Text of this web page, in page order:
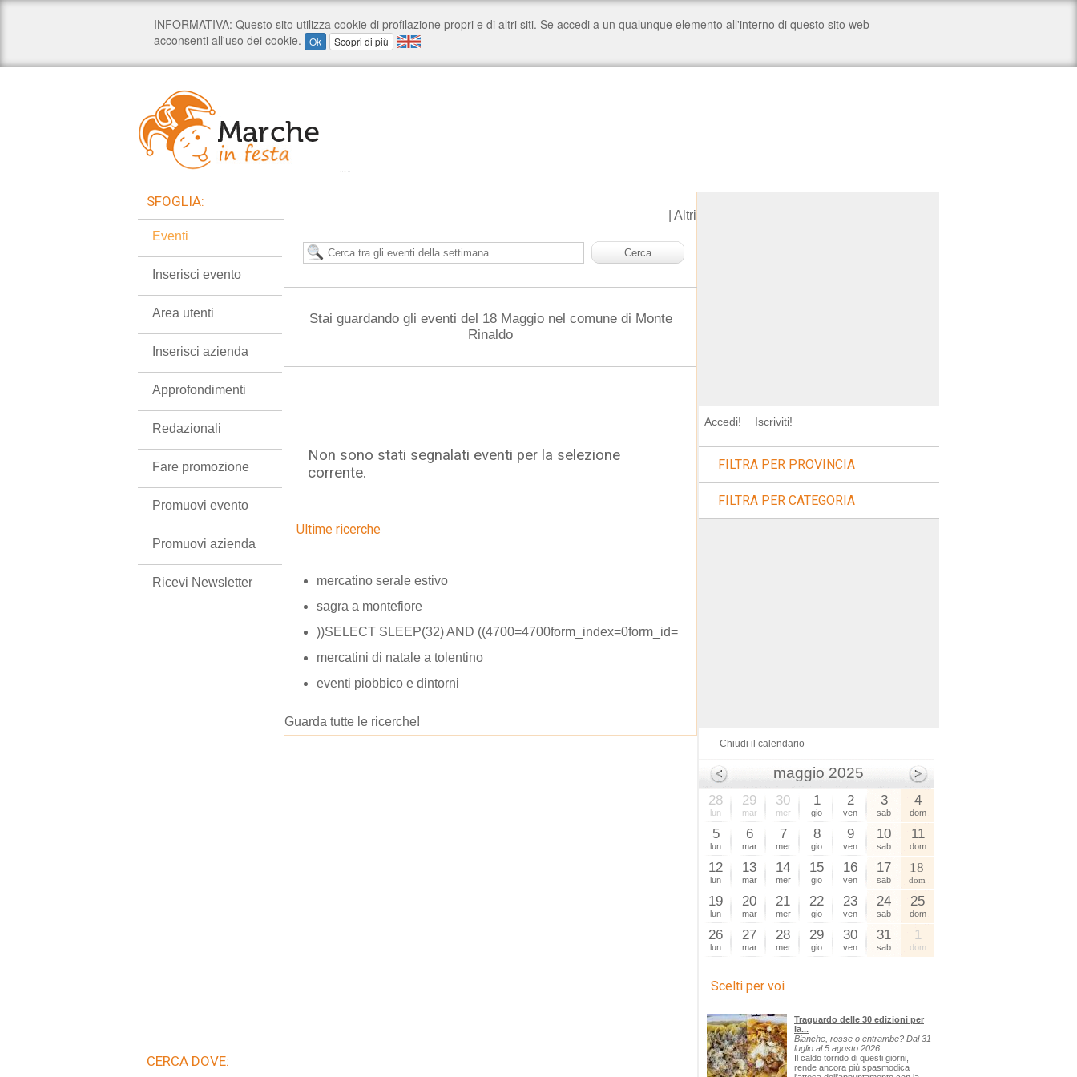
Altri
Stai guardando gli eventi del 18 Maggio nel comune di Monte
Rinaldo
Non sono stati segnalati eventi per la selezione
corrente.
Ultime ricerche
mercatino serale estivo
sagra a montefiore
))SELECT SLEEP(32) AND ((4700=4700form_index=0form_id=
mercatini di natale a tolentino
eventi piobbico e dintorni
Guarda tutte le ricerche!
SFOGLIA:
Eventi
Inserisci evento
Area utenti
Inserisci azienda
Approfondimenti
Redazionali
Fare promozione
Promuovi evento
Promuovi azienda
Ricevi Newsletter
CERCA DOVE:
Accedi! Iscriviti!
FILTRA PER PROVINCIA
FILTRA PER CATEGORIA
Chiudi il calendario
maggio 2025
28
lun
29
mar
30
mer
1
gio
2
ven
3
sab
4
dom
5
lun
6
mar
7
mer
8
gio
9
ven
10
sab
11
dom
12
lun
13
mar
14
mer
15
gio
16
ven
17
sab
18
dom
19
lun
20
mar
21
mer
22
gio
23
ven
24
sab
25
dom
26
lun
27
mar
28
mer
29
gio
30
ven
31
sab
1
dom
Scelti per voi
Traguardo delle 30 edizioni per
la...
Bianche, rosse o entrambe? Dal 31
luglio al 5 agosto 2026...
Il caldo torrido di questi giorni,
rende ancora più spasmodica